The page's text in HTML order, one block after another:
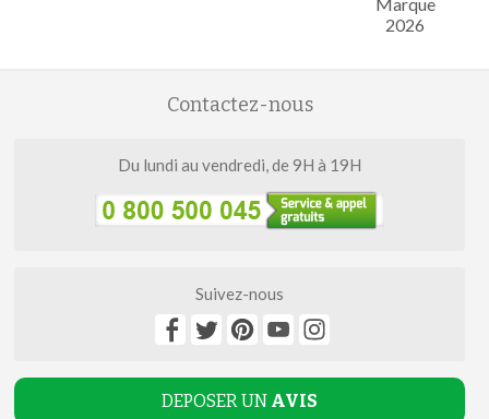
2026
Contactez-nous
Du lundi au vendredi, de 9H à 19H
Suivez-nous
DEPOSER UN AVIS